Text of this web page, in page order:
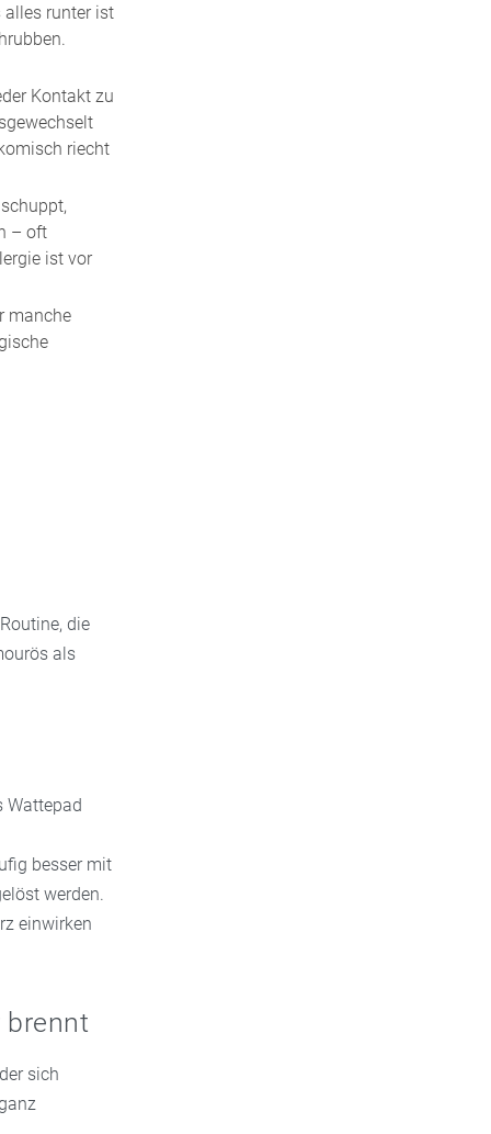
runter ist
Kontakt zu
riecht
– oft
ist vor
manche
die
als
Wattepad
besser mit
werden.
einwirken
brennt
sich